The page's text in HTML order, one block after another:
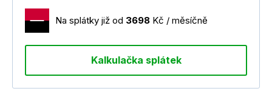
Na splátky již od 3698 Kč / měsíčně
Kalkulačka splátek